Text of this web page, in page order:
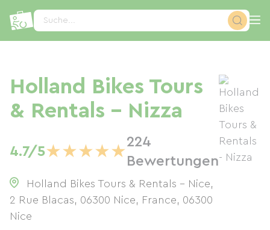
Suche...
Holland Bikes Tours
& Rentals - Nizza
4.7/5★★★★★
224
Bewertungen
Holland Bikes Tours & Rentals - Nice,
2 Rue Blacas, 06300 Nice, France, 06300
Nice
Cookie-Einstellungen